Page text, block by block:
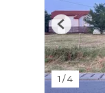
1 /4
Previous